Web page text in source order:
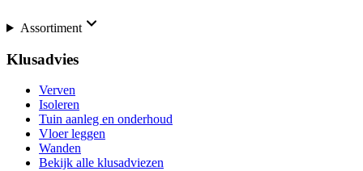
Assortiment
Klusadvies
Verven
Isoleren
Tuin aanleg en onderhoud
Vloer leggen
Wanden
Bekijk alle klusadviezen